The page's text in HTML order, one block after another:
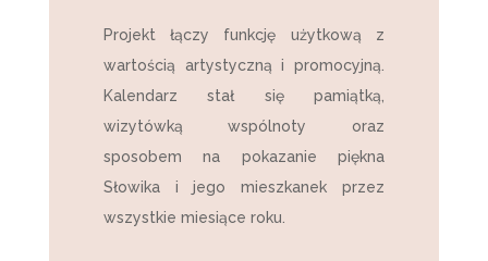
Projekt łączy funkcję użytkową z
wartością artystyczną i promocyjną.
Kalendarz stał się pamiątką,
wizytówką wspólnoty oraz
sposobem na pokazanie piękna
Słowika i jego mieszkanek przez
wszystkie miesiące roku.